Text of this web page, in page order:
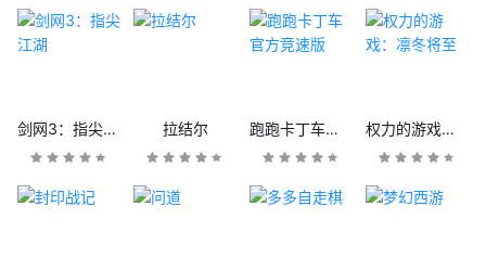
剑网3：指尖江湖 拉结尔 跑跑卡丁车官方竞速版 权力的游戏：凛冬将至